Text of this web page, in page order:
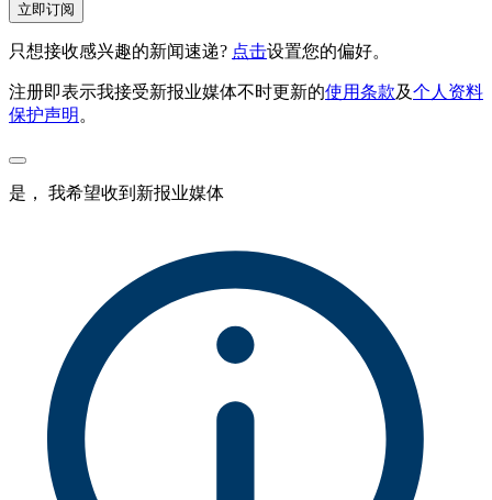
立即订阅
只想接收感兴趣的新闻速递? 点击设置您的偏好。
注册即表示我接受新报业媒体不时更新的使用条款及个人资料
保护声明。
是， 我希望收到新报业媒体